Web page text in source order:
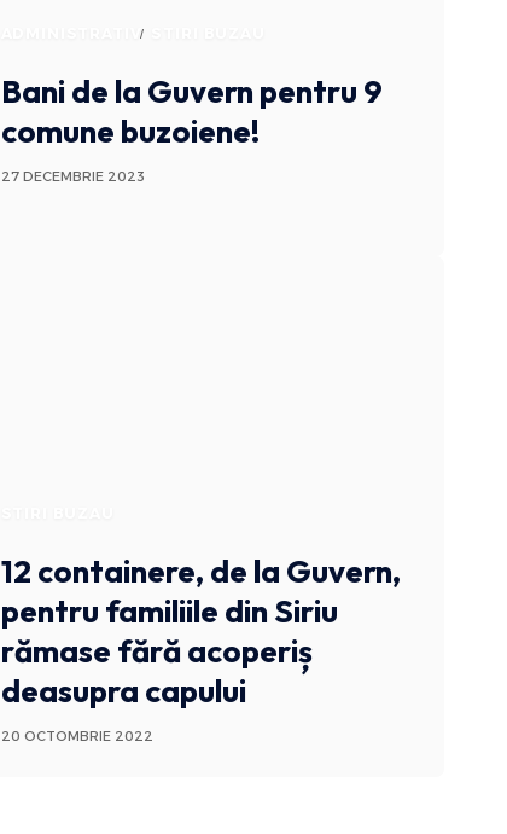
ADMINISTRATIV
Bani de la Guvern pentru 9
comune buzoiene!
27 DECEMBRIE 2023
12 containere, de la Guvern,
pentru familiile din Siriu
rămase fără acoperiș
deasupra capului
20 OCTOMBRIE 2022